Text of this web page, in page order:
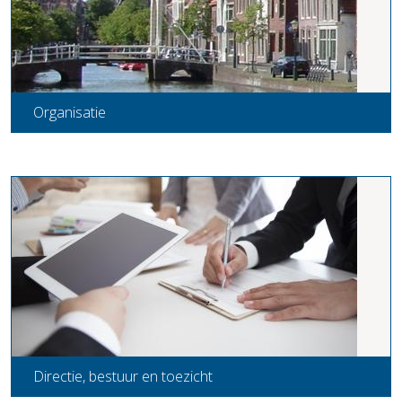
Organisatie
Directie, bestuur en toezicht